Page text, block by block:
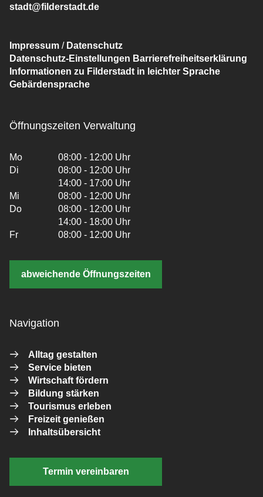
stadt@filderstadt.de
Impressum / Datenschutz
Datenschutz-Einstellungen Barrierefreiheitserklärung
Informationen zu Filderstadt in leichter Sprache
Gebärdensprache
Öffnungszeiten Verwaltung
Mo
08:00 - 12:00 Uhr
Di
08:00 - 12:00 Uhr
14:00 - 17:00 Uhr
Mi
08:00 - 12:00 Uhr
Do
08:00 - 12:00 Uhr
14:00 - 18:00 Uhr
Fr
08:00 - 12:00 Uhr
abweichende Öffnungszeiten
Navigation
Alltag gestalten
Service bieten
Wirtschaft fördern
Bildung stärken
Tourismus erleben
Freizeit genießen
Inhaltsübersicht
Termin vereinbaren